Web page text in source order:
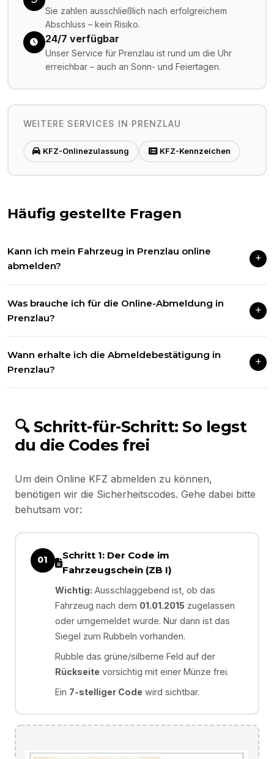
Sie zahlen ausschließlich nach erfolgreichem
Abschluss – kein Risiko.
24/7 verfügbar
Unser Service für Prenzlau ist rund um die Uhr
erreichbar – auch an Sonn- und Feiertagen.
WEITERE SERVICES IN PRENZLAU
KFZ-Onlinezulassung KFZ-Kennzeichen
Häufig gestellte Fragen
Kann ich mein Fahrzeug in Prenzlau online
abmelden?
Wir erledigen die Abmeldung vollständig digital für Sie.
Was brauche ich für die Online-Abmeldung in
Prenzlau?
sowie beide Kennzeichen mit sichtbaren Sicherheitscodes.
Wann erhalte ich die Abmeldebestätigung in
Prenzlau?
🔍 Schritt-für-Schritt: So legst
du die Codes frei
Um dein Online KFZ abmelden zu können,
benötigen wir die Sicherheitscodes. Gehe dabei bitte
behutsam vor:
01
Schritt 1: Der Code im
Fahrzeugschein (ZB I)
Wichtig: Ausschlaggebend ist, ob das
Fahrzeug nach dem 01.01.2015 zugelassen
oder umgemeldet wurde. Nur dann ist das
Siegel zum Rubbeln vorhanden.
Rubble das grüne/silberne Feld auf der
Rückseite vorsichtig mit einer Münze frei.
Ein 7-stelliger Code wird sichtbar.